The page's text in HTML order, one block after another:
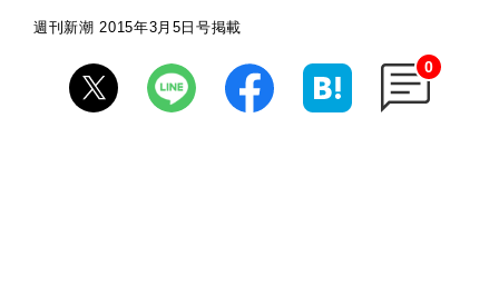
週刊新潮 2015年3月5日号掲載
0